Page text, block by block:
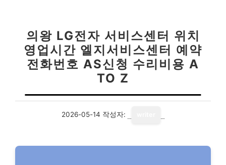
의왕 LG전자 서비스센터 위치
영업시간 엘지서비스센터 예약
전화번호 AS신청 수리비용 A
TO Z
2026-05-14 작성자: